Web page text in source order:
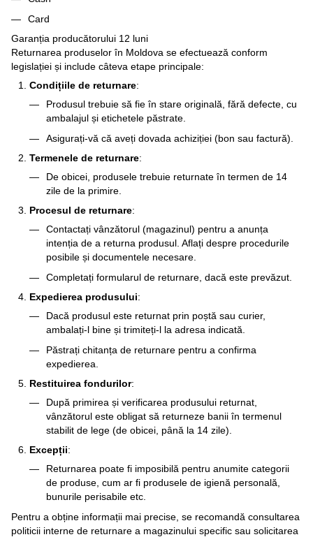
Card
Garanția producătorului 12 luni
Returnarea produselor în Moldova se efectuează conform
legislației și include câteva etape principale:
Condițiile de returnare:
Produsul trebuie să fie în stare originală, fără defecte, cu
ambalajul și etichetele păstrate.
Asigurați-vă că aveți dovada achiziției (bon sau factură).
Termenele de returnare:
De obicei, produsele trebuie returnate în termen de 14
zile de la primire.
Procesul de returnare:
Contactați vânzătorul (magazinul) pentru a anunța
intenția de a returna produsul. Aflați despre procedurile
posibile și documentele necesare.
Completați formularul de returnare, dacă este prevăzut.
Expedierea produsului:
Dacă produsul este returnat prin poștă sau curier,
ambalați-l bine și trimiteți-l la adresa indicată.
Păstrați chitanța de returnare pentru a confirma
expedierea.
Restituirea fondurilor:
După primirea și verificarea produsului returnat,
vânzătorul este obligat să returneze banii în termenul
stabilit de lege (de obicei, până la 14 zile).
Excepții:
Returnarea poate fi imposibilă pentru anumite categorii
de produse, cum ar fi produsele de igienă personală,
bunurile perisabile etc.
Pentru a obține informații mai precise, se recomandă consultarea
politicii interne de returnare a magazinului specific sau solicitarea